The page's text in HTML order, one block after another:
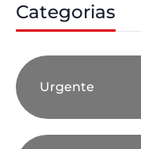
Categorias
Urgente